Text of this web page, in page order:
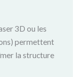
3D ou les
permettent
la structure